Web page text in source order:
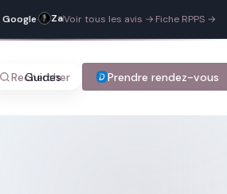
Google· Zahra Leqsiouer23 mai 2026
Je
venue
Athina
complètement
bloquée,
Voir tous les avis →·Fiche RPPS →
Guides Blog Tarifs
Rechercher Prendre rendez-vous